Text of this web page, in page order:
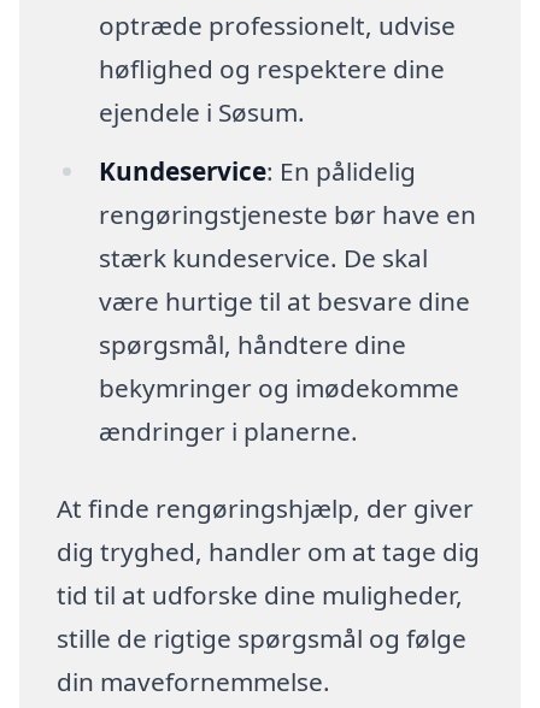
optræde professionelt, udvise
høflighed og respektere dine
ejendele i Søsum.
Kundeservice: En pålidelig
rengøringstjeneste bør have en
stærk kundeservice. De skal
være hurtige til at besvare dine
spørgsmål, håndtere dine
bekymringer og imødekomme
ændringer i planerne.
At finde rengøringshjælp, der giver
dig tryghed, handler om at tage dig
tid til at udforske dine muligheder,
stille de rigtige spørgsmål og følge
din mavefornemmelse.